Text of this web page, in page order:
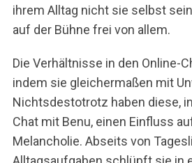
ihrem Alltag nicht sie selbst
auf der Bühne frei von allem.
Die Verhältnisse in den Online-
indem sie gleichermaßen mit
Nichtsdestotrotz haben diese,
Chat mit Benu, einen Einfluss
Melancholie. Abseits von